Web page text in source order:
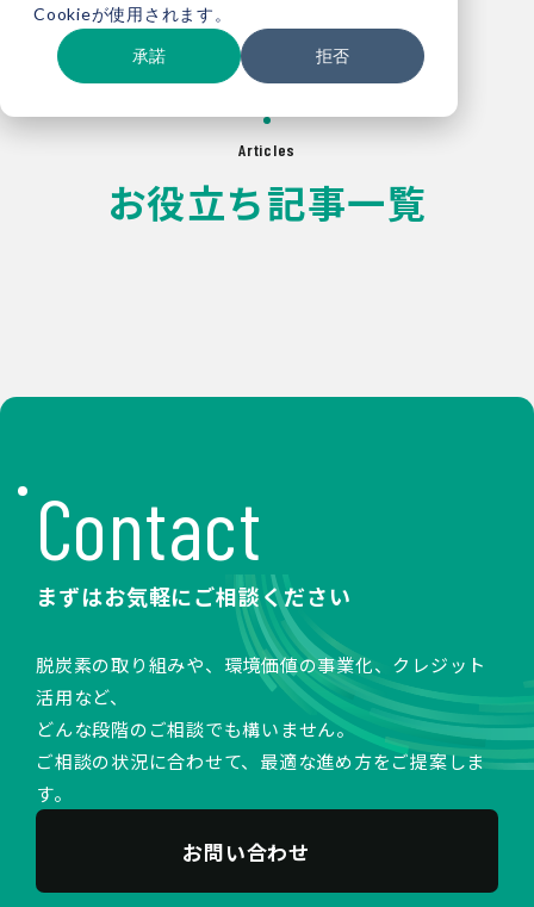
Cookieが使用されます。
承諾 拒否
Articles
お役立ち記事一覧
Contact
まずはお気軽にご相談ください
脱炭素の取り組みや、環境価値の事業化、クレジット
活用など、
どんな段階のご相談でも構いません。
ご相談の状況に合わせて、最適な進め方をご提案しま
す。
お問い合わせ